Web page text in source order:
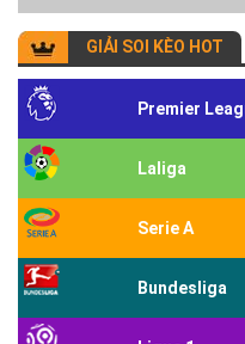
GIẢI SOI KÈO HOT
Premier
Laliga
Serie A
Bundesliga